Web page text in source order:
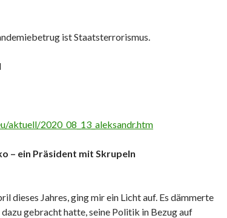
ist Staatsterrorismus.
aktuell/2020_08_13_aleksandr.htm
– ein Präsident mit Skrupeln
dieses Jahres, ging mir ein Licht auf. Es dämmerte
dazu gebracht hatte, seine Politik in Bezug auf